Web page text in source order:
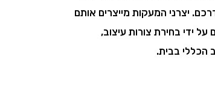
יצרני המעקות מייצרים אותם
ידי בחירת צורות עיצוב,
הכללי בבית.